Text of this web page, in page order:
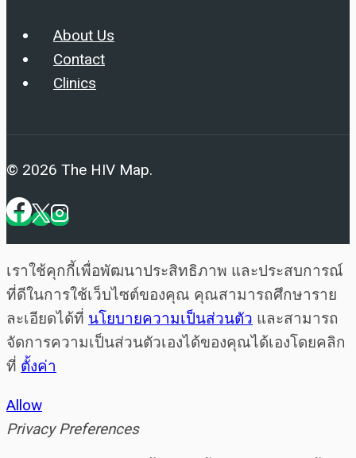
About Us
Contact
Clinics
© 2026 The HIV Map.
เราใช้คุกกี้เพื่อพัฒนาประสิทธิภาพ และประสบการณ์
ที่ดีในการใช้เว็บไซต์ของคุณ คุณสามารถศึกษาราย
ละเอียดได้ที่ นโยบายความเป็นส่วนตัว และสามารถ
จัดการความเป็นส่วนตัวเองได้ของคุณได้เองโดยคลิก
ที่ ตั้งค่า
Allow
Privacy Preferences